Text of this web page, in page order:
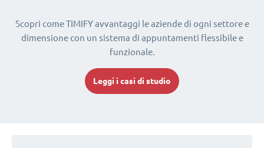
Scopri come TIMIFY avvantaggi le aziende di ogni settore e
dimensione con un sistema di appuntamenti flessibile e
funzionale.
Leggi i casi di studio